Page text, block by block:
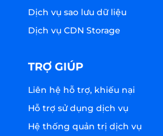
Dịch vụ sao lưu dữ liệu
Dịch vụ CDN Storage
TRỢ GIÚP
Liên hệ hỗ trợ, khiếu nại
Hỗ trợ sử dụng dịch vụ
Hệ thống quản trị dịch vụ